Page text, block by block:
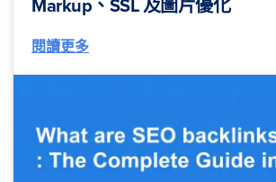
Markup、SSL 及圖片優化
閱讀更多